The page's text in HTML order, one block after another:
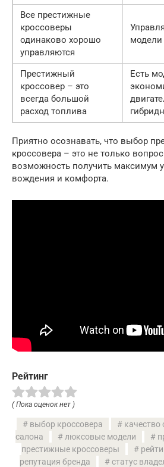
Все престижные
кроссоверы
одинаково хорошо
управляются
модели
Престижный
кроссовер – это
всегда большой
расход топлива
Есть
Приятно осознавать, что выбор
кроссовера – это не только вопрос
возможность получить максимум
вождения и комфорта.
Рейтинг
( Пока оценок нет )
выбор кроссовера качество
салона
люксовые модели
престижные кроссоверы
репутация бренда
статус